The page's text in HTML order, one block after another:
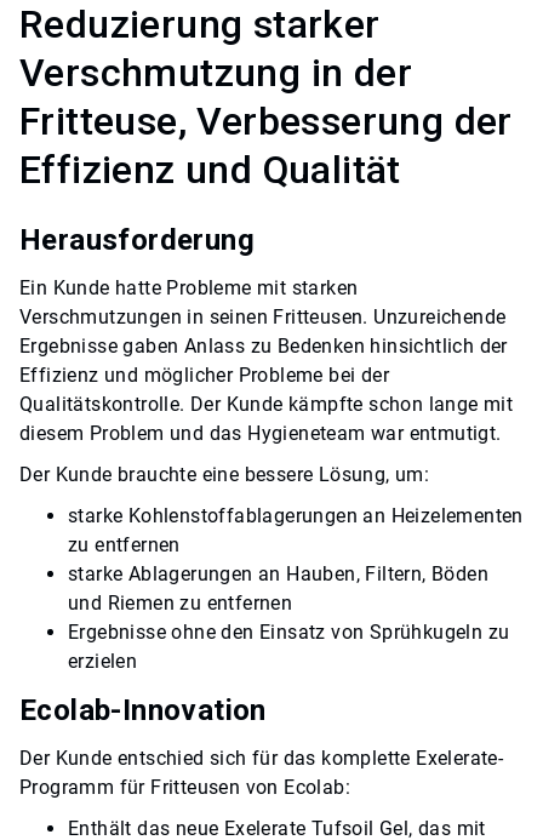
Reduzierung starker
Verschmutzung in der
Fritteuse, Verbesserung der
Effizienz und Qualität​​​​​​​
Herausforderung
Ein Kunde hatte Probleme mit starken
Verschmutzungen in seinen Fritteusen. Unzureichende
Ergebnisse gaben Anlass zu Bedenken hinsichtlich der
Effizienz und möglicher Probleme bei der
Qualitätskontrolle.​​​​​​​ Der Kunde kämpfte schon lange mit
diesem Problem und das Hygieneteam war entmutigt.​​​​​​​
Der Kunde brauchte eine bessere Lösung, um:
starke Kohlenstoffablagerungen an Heizelementen
zu entfernen
starke Ablagerungen an Hauben, Filtern, Böden
und Riemen zu entfernen
Ergebnisse ohne den Einsatz von Sprühkugeln zu
erzielen
Ecolab-Innovation
Der Kunde entschied sich für das komplette Exelerate-
Programm für Fritteusen von Ecolab:
Enthält das neue Exelerate Tufsoil Gel, das mit